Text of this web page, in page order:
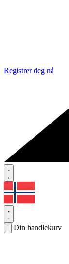
Registrer deg nå
Din handlekurv